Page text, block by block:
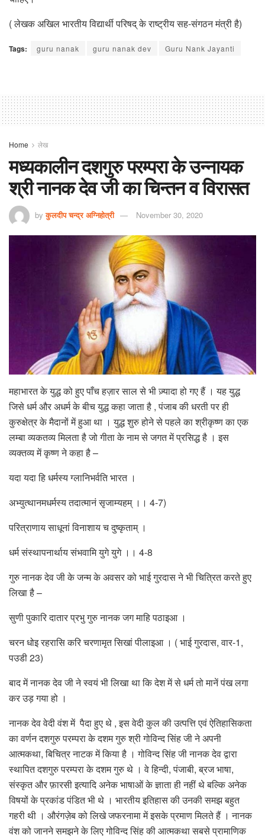
( लेखक अखिल भारतीय विद्यार्थी परिषद् के राष्ट्रीय सह-संगठन मंत्री है)
Tags: guru nanak guru nanak dev Guru Nank Jayanti
Home लेख
मध्यकालीन दशगुरु परम्परा के उन्नायक
श्री नानक देव जी का चिन्तन व विरासत
by कुलदीप चन्द्र अग्निहोत्री November 30, 2020
महाभारत के युद्ध को हुए पाँच हज़ार साल से भी ज़्यादा हो गए हैं । यह युद्ध
जिसे धर्म और अधर्म के बीच युद्ध कहा जाता है , पंजाब की धरती पर ही
कुरुक्षेत्र के मैदानों में हुआ था । युद्ध शुरु होने से पहले का श्रीकृष्ण का एक
लम्बा व्यकतव्य मिलता है जो गीता के नाम से जगत में प्रसिद्ध है । इस
व्यक्तव्य में कृष्ण ने कहा है –
यदा यदा हि धर्मस्य ग्लानिभर्वति भारत ।
अभ्युत्थानमधर्मस्य तदात्मानं सृजाम्यहम् ।। 4-7)
परित्राणाय साधूनां विनाशाय च दुष्कृताम् ।
धर्म संस्थापनार्थाय संभवामि युगे युगे ।। 4-8
गुरु नानक देव जी के जन्म के अवसर को भाई गुरदास ने भी चित्रित करते हुए
लिखा है –
सुणी पुकारि दातार प्रभु गुरु नानक जग माहि पठाइआ ।
चरन धोइ रहरासि करि चरणामृत सिखां पीलाइआ । ( भाई गुरदास, वार-1,
पउडी 23)
बाद में नानक देव जी ने स्वयं भी लिखा था कि देश में से धर्म तो मानें पंख लगा
कर उड़ गया हो ।
नानक देव वेदी वंश में पैदा हुए थे , इस वेदी कुल की उत्पत्ति एवं ऐतिहासिकता
का वर्णन दशगुरु परम्परा के दशम गुरु श्री गोविन्द सिंह जी ने अपनी
आत्मकथा, बिचित्र नाटक में किया है । गोविन्द सिंह जी नानक देव द्वारा
स्थापित दशगुरु परम्परा के दशम गुरु थे । वे हिन्दी, पंजाबी, ब्रज भाषा,
संस्कृत और फ़ारसी इत्यादि अनेक भाषाओं के ज्ञाता ही नहीं थे बल्कि अनेक
विषयों के प्रकांड पंडित भी थे । भारतीय इतिहास की उनकी समझ बहुत
गहरी थी । औरंगज़ेब को लिखे जफरनामा में इसके प्रमाण मिलते हैं । नानक
वंश को जानने समझने के लिए गोविन्द सिंह की आत्मकथा सबसे प्रामाणिक